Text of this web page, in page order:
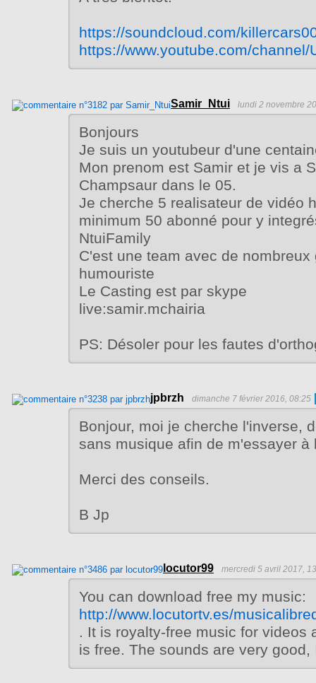
https://soundcloud.com/
https://www.youtube.com/
Samir_Ntui lundi 2 novembre
Bonjours
Je suis un youtubeur d'une
Mon prenom est Samir et je vis a
Champsaur dans le 05.
Je cherche 5 realisateur de vidéo
minimum 50 abonné pour y
NtuiFamily
C'est une team avec de nombreux
humouriste
Le Casting est par skype
live:samir.mchairia
PS: Désoler pour les fautes
jpbrzh dimanche 7 février 2016, 08:25
Bonjour, moi je cherche l'inverse,
sans musique afin de m'essayer à
Merci des conseils.
B Jp
locutor99 mercredi 5 avril 2017,
You can download free my music:
http://www.locutortv.es/
. It is royalty-free music for videos
is free. The sounds are very good,